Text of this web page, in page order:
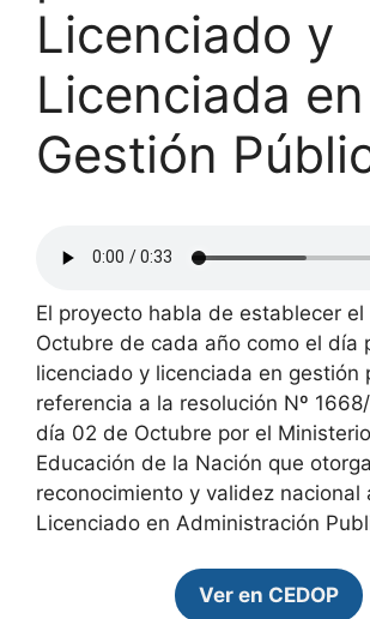
Licenciado y
Licenciada en
Gestión
El proyecto habla de establecer
Octubre de cada año como el día
licenciado y licenciada en gestión
referencia a la resolución Nº
día 02 de Octubre por el
Educación de la Nación que otorga
reconocimiento y validez nacional
Licenciado en Administración
Ver en CEDOP